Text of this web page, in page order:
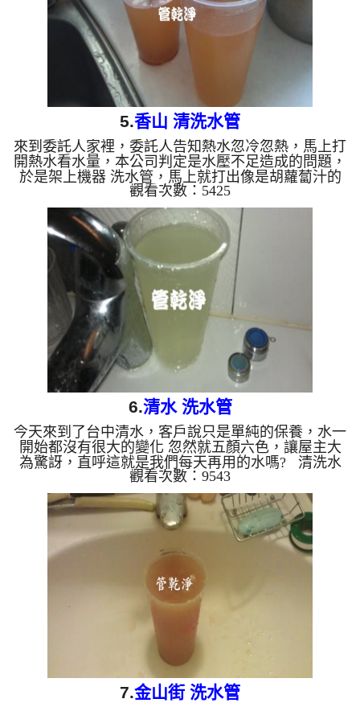
5.香山 清洗水管
來到委託人家裡，委託人告知熱水忽冷忽熱，馬上打
開熱水看水量，本公司判定是水壓不足造成的問題，
於是架上機器 洗水管，馬上就打出像是胡蘿蔔汁的
顏色，看起來真是.....，沒多久就幫委託人處理好問
題了，委託人十分高興。 洗水管 清洗水管 水管清洗
高周波 水管清洗機 ...
觀看次數：5425
6.清水 洗水管
今天來到了台中清水，客戶說只是單純的保養，水一
開始都沒有很大的變化 忽然就五顏六色，讓屋主大
為驚訝，直呼這就是我們每天再用的水嗎? 清洗水
管,水管清洗,洗水管,水管堵塞,水管阻塞,熱水忽冷忽
熱...
觀看次數：9543
7.金山街 洗水管